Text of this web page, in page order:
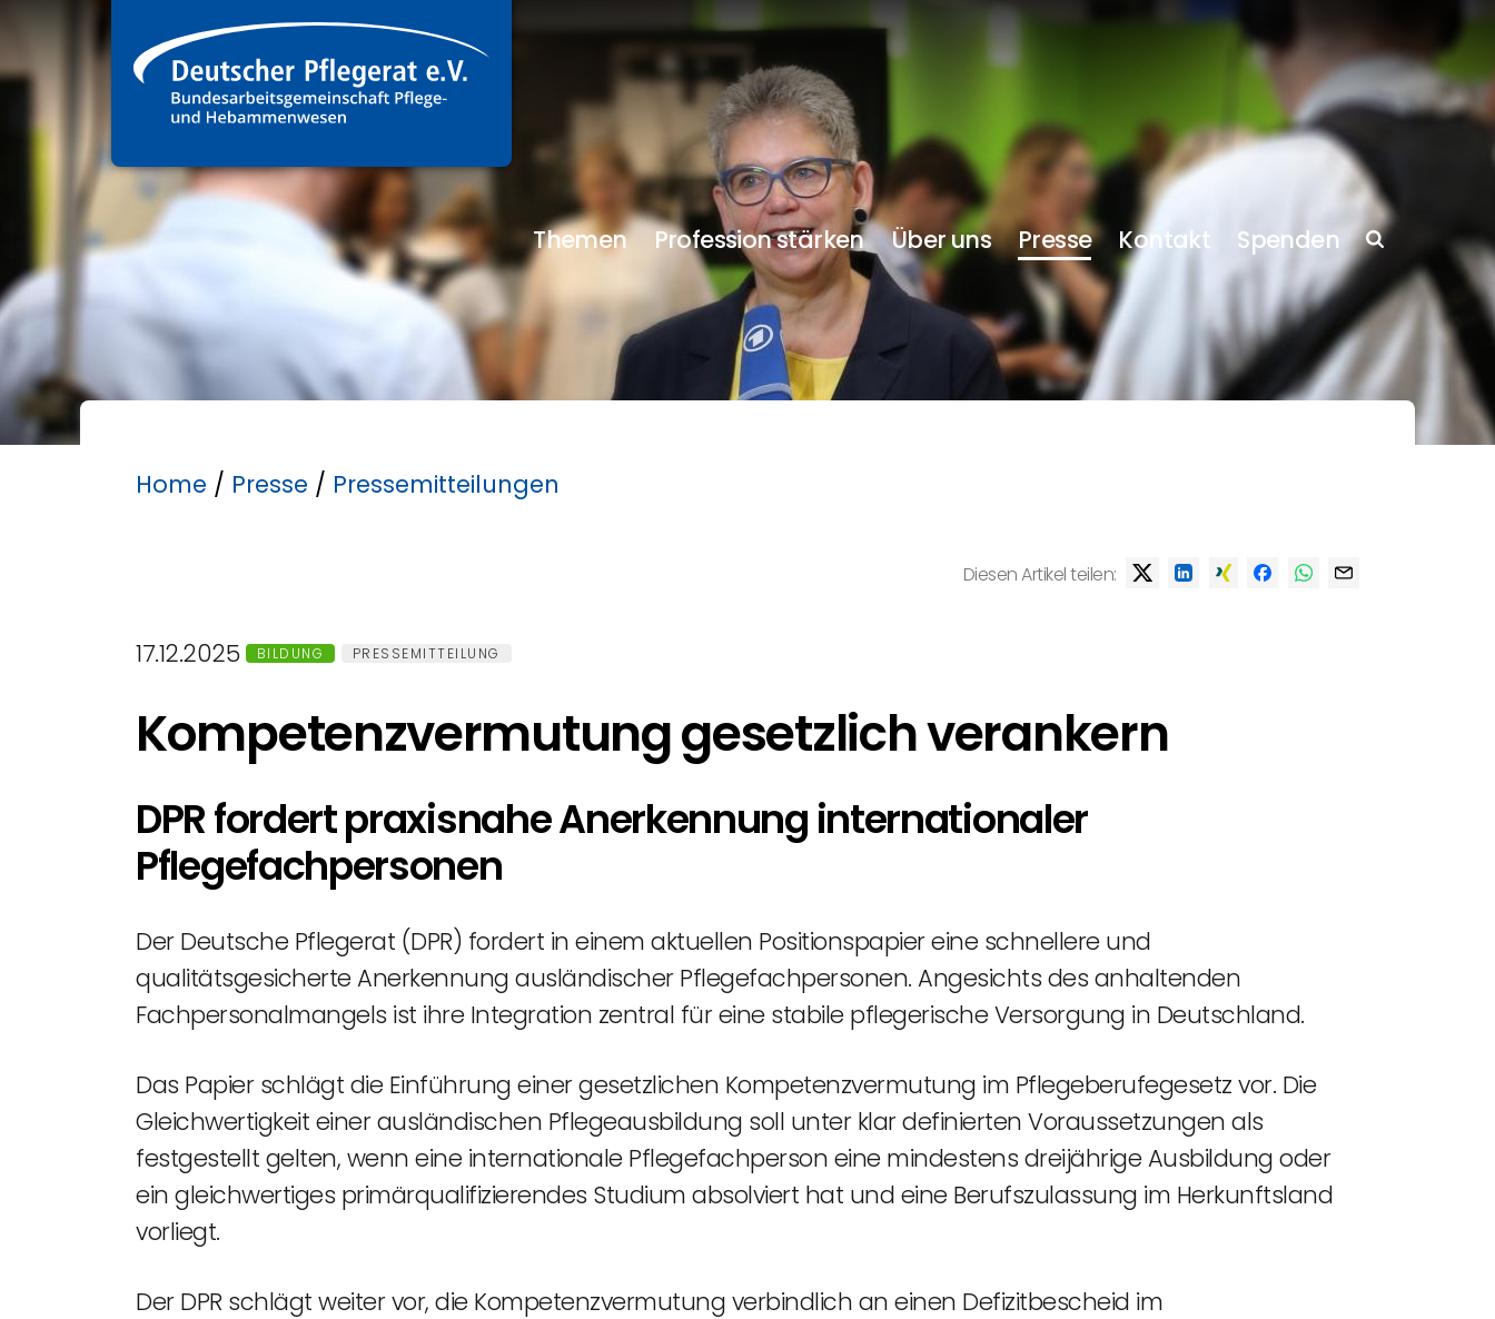
Themen Profession stärken Über uns Presse Kontakt Spenden
Home / Presse / Pressemitteilungen
Diesen Artikel teilen:
17.12.2025 BILDUNG PRESSEMITTEILUNG
Kompetenzvermutung gesetzlich verankern
DPR fordert praxisnahe Anerkennung internationaler
Pflegefachpersonen
Der Deutsche Pflegerat (DPR) fordert in einem aktuellen Positionspapier eine schnellere und
qualitätsgesicherte Anerkennung ausländischer Pflegefachpersonen. Angesichts des anhaltenden
Fachpersonalmangels ist ihre Integration zentral für eine stabile pflegerische Versorgung in Deutschland.
Das Papier schlägt die Einführung einer gesetzlichen Kompetenzvermutung im Pflegeberufegesetz vor. Die
Gleichwertigkeit einer ausländischen Pflegeausbildung soll unter klar definierten Voraussetzungen als
festgestellt gelten, wenn eine internationale Pflegefachperson eine mindestens dreijährige Ausbildung oder
ein gleichwertiges primärqualifizierendes Studium absolviert hat und eine Berufszulassung im Herkunftsland
vorliegt.
Der DPR schlägt weiter vor, die Kompetenzvermutung verbindlich an einen Defizitbescheid im